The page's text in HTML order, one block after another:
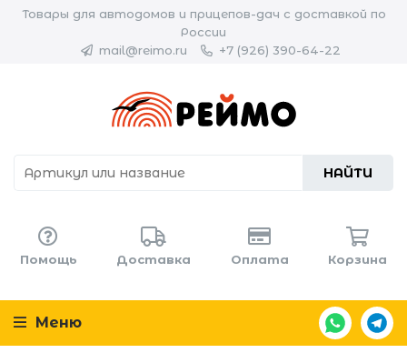
Товары для автодомов и прицепов-дач с доставкой по
России
mail@reimo.ru
+7 (926) 390-64-22
НАЙТИ
Помощь Доставка Оплата Корзина
Меню